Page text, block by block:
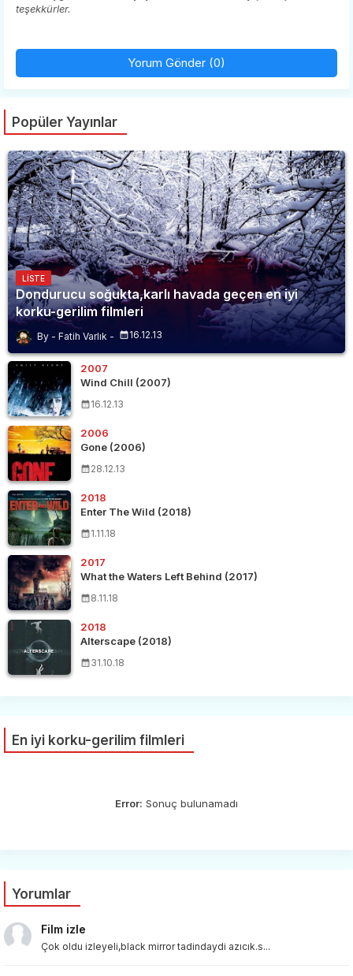
teşekkürler.
Yorum Gönder (0)
Popüler Yayınlar
LISTE
Dondurucu soğukta,karlı havada geçen en iyi
korku-gerilim filmleri
Fatih Varlık 16.12.13
2007
Wind Chill (2007)
16.12.13
2006
Gone (2006)
28.12.13
2018
Enter The Wild (2018)
1.11.18
2017
What the Waters Left Behind (2017)
8.11.18
2018
Alterscape (2018)
31.10.18
En iyi korku-gerilim filmleri
Error: Sonuç bulunamadı
Yorumlar
Film izle
Çok oldu izleyeli,black mirror tadindaydi azıcık.s...